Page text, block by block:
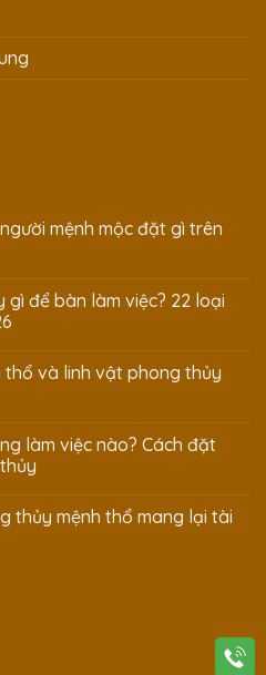
mệnh mộc đặt gì trên
gì để bàn làm việc? 22 loại
thổ và linh vật phong thủy
làm việc nào? Cách đặt
thủy mệnh thổ mang lại tài